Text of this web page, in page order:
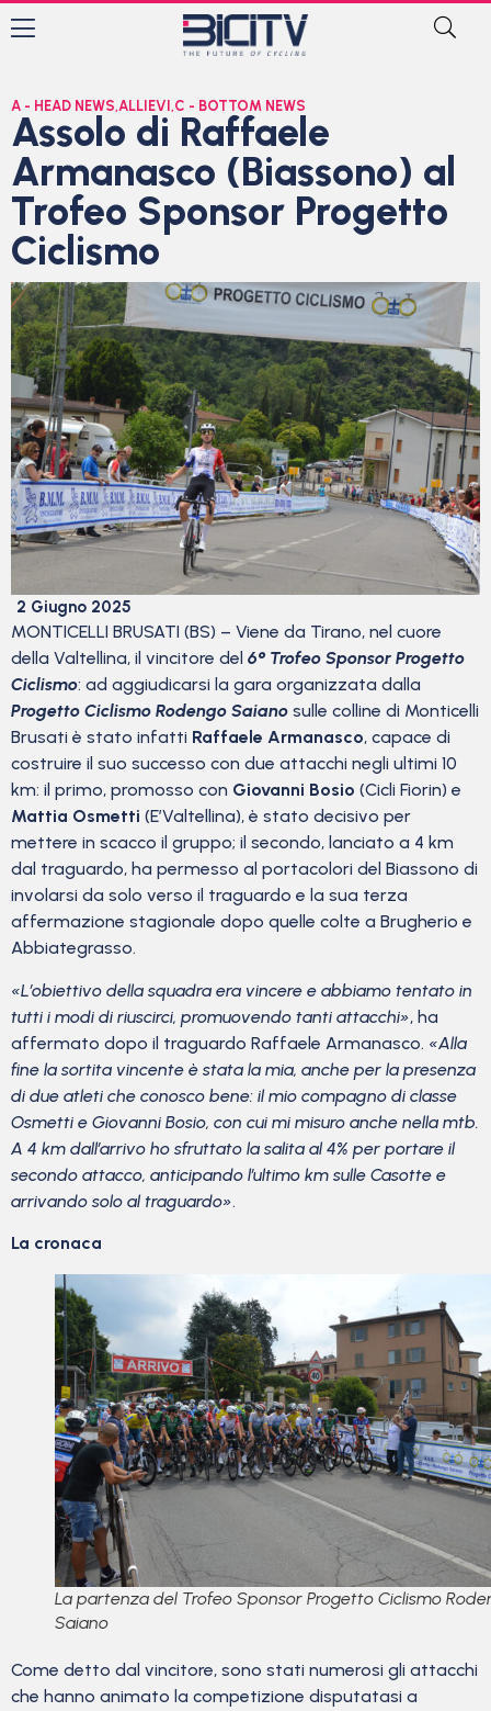
A - HEAD NEWS,ALLIEVI ,C - BOTTOM NEWS
Assolo di Raffaele
Armanasco (Biassono) al
Trofeo Sponsor Progetto
Ciclismo
2 Giugno 2025
MONTICELLI BRUSATI (BS) – Viene da Tirano, nel cuore
della Valtellina, il vincitore del 6° Trofeo Sponsor Progetto
Ciclismo: ad aggiudicarsi la gara organizzata dalla
Progetto Ciclismo Rodengo Saiano sulle colline di Monticelli
Brusati è stato infatti Raffaele Armanasco, capace di
costruire il suo successo con due attacchi negli ultimi 10
km: il primo, promosso con Giovanni Bosio (Cicli Fiorin) e
Mattia Osmetti (E’Valtellina), è stato decisivo per
mettere in scacco il gruppo; il secondo, lanciato a 4 km
dal traguardo, ha permesso al portacolori del Biassono di
involarsi da solo verso il traguardo e la sua terza
affermazione stagionale dopo quelle colte a Brugherio e
Abbiategrasso.
«L’obiettivo della squadra era vincere e abbiamo tentato in
tutti i modi di riuscirci, promuovendo tanti attacchi», ha
affermato dopo il traguardo Raffaele Armanasco. «Alla
fine la sortita vincente è stata la mia, anche per la presenza
di due atleti che conosco bene: il mio compagno di classe
Osmetti e Giovanni Bosio, con cui mi misuro anche nella mtb.
A 4 km dall’arrivo ho sfruttato la salita al 4% per portare il
secondo attacco, anticipando l’ultimo km sulle Casotte e
arrivando solo al traguardo».
La cronaca
La partenza del Trofeo Sponsor Progetto Ciclismo
Saiano
Come detto dal vincitore, sono stati numerosi gli attacchi
che hanno animato la competizione disputatasi a